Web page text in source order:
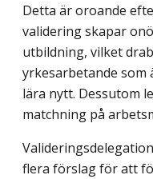
Detta är oroande
validering skapar
utbildning, vilket
yrkesarbetande som
lära nytt. Dessutom
matchning på
flera förslag för att